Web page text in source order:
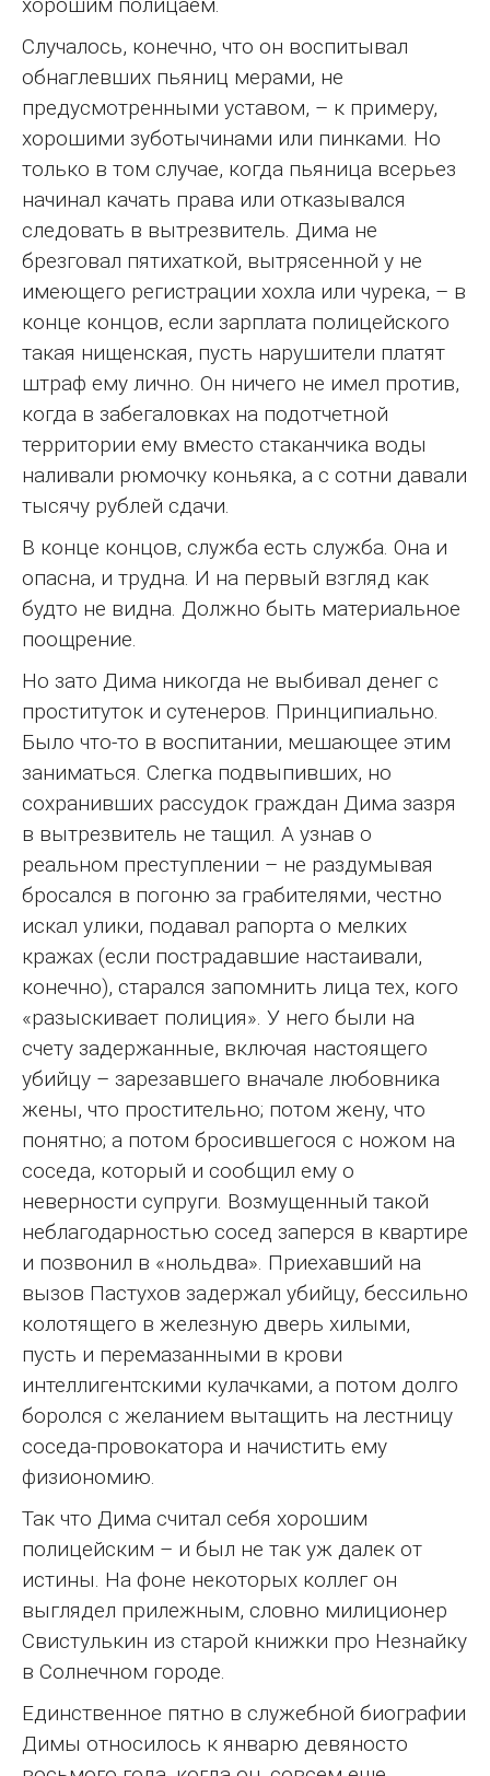
Случалось, конечно, что он воспитывал
обнаглевших пьяниц мерами, не
предусмотренными уставом, – к примеру,
хорошими зуботычинами или пинками. Но
только в том случае, когда пьяница всерьез
начинал качать права или отказывался
следовать в вытрезвитель. Дима не
брезговал пятихаткой, вытрясенной у не
имеющего регистрации хохла или чурека, – в
конце концов, если зарплата полицейского
такая нищенская, пусть нарушители платят
штраф ему лично. Он ничего не имел против,
когда в забегаловках на подотчетной
территории ему вместо стаканчика воды
наливали рюмочку коньяка, а с сотни давали
тысячу рублей сдачи.
В конце концов, служба есть служба. Она и
опасна, и трудна. И на первый взгляд как
будто не видна. Должно быть материальное
поощрение.
Но зато Дима никогда не выбивал денег с
проституток и сутенеров. Принципиально.
Было что-то в воспитании, мешающее этим
заниматься. Слегка подвыпивших, но
сохранивших рассудок граждан Дима зазря
в вытрезвитель не тащил. А узнав о
реальном преступлении – не раздумывая
бросался в погоню за грабителями, честно
искал улики, подавал рапорта о мелких
кражах (если пострадавшие настаивали,
конечно), старался запомнить лица тех, кого
«разыскивает полиция». У него были на
счету задержанные, включая настоящего
убийцу – зарезавшего вначале любовника
жены, что простительно; потом жену, что
понятно; а потом бросившегося с ножом на
соседа, который и сообщил ему о
неверности супруги. Возмущенный такой
неблагодарностью сосед заперся в квартире
и позвонил в «нольдва». Приехавший на
вызов Пастухов задержал убийцу, бессильно
колотящего в железную дверь хилыми,
пусть и перемазанными в крови
интеллигентскими кулачками, а потом долго
боролся с желанием вытащить на лестницу
соседа-провокатора и начистить ему
физиономию.
Так что Дима считал себя хорошим
полицейским – и был не так уж далек от
истины. На фоне некоторых коллег он
выглядел прилежным, словно милиционер
Свистулькин из старой книжки про Незнайку
в Солнечном городе.
Единственное пятно в служебной биографии
Димы относилось к январю девяносто